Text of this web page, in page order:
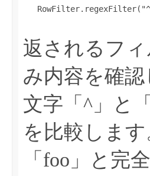
返されるフィ
み内容を確認
文字「^」と
を比較します
「foo」と完